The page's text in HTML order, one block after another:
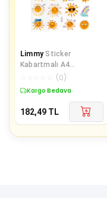
Limmy Sticker
Kabartmalı A4
Boyutunda Stiker
Etiket-
(0)
Kargo Bedava
182,49 TL